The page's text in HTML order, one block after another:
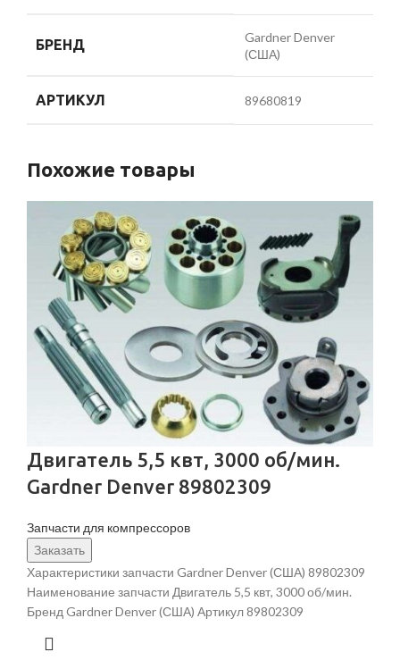
БРЕНД
Gardner Denver
(США)
АРТИКУЛ 89680819
Похожие товары
Двигатель 5,5 квт, 3000 об/мин.
Gardner Denver 89802309
Запчасти для компрессоров
Заказать
Характеристики запчасти Gardner Denver (США) 89802309
Наименование запчасти Двигатель 5,5 квт, 3000 об/мин.
Бренд Gardner Denver (США) Артикул 89802309